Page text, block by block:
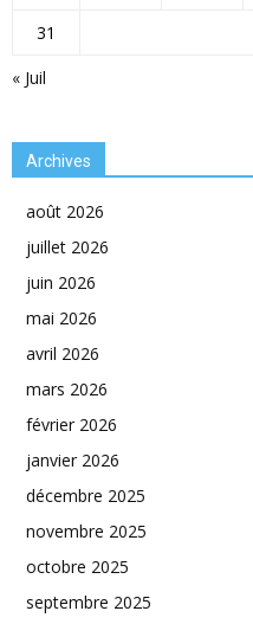
« Juil
31
Archives
août 2026
juillet 2026
juin 2026
mai 2026
avril 2026
mars 2026
février 2026
janvier 2026
décembre 2025
novembre 2025
octobre 2025
septembre 2025